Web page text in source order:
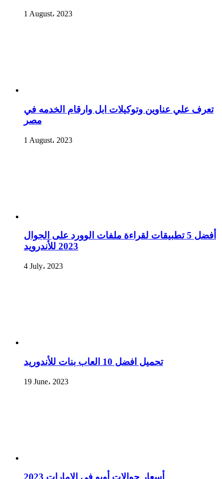
1 August، 2023
تعرف علي عناوين وتوكيلات ابل وارقام الخدمه في
مصر
1 August، 2023
أفضل 5 تطبيقات لقراءة ملفات الوورد على الجوال
2023 للأندرويد
4 July، 2023
تحميل افضل 10 العاب بنات للأندوريد
19 June، 2023
أسعار جوالات أوبو فى الإمارات 2023